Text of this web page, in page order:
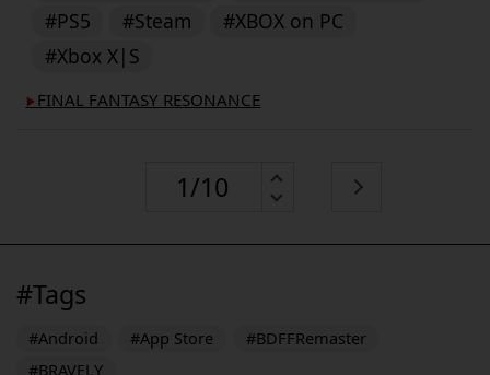
#PS5
#Steam
#XBOX on PC
#Xbox X|S
▶︎ FINAL FANTASY RESONANCE
#Tags
#Android #App Store
#BDFFRemaster
#BRAVELY